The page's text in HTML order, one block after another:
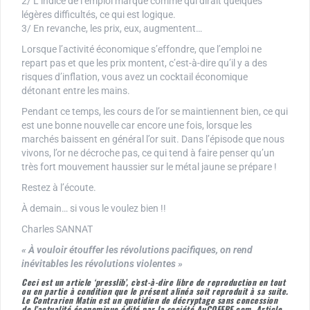
légères difficultés, ce qui est logique.
3/ En revanche, les prix, eux, augmentent…
Lorsque l’activité économique s’effondre, que l’emploi ne
repart pas et que les prix montent, c’est-à-dire qu’il y a des
risques d’inflation, vous avez un cocktail économique
détonant entre les mains.
Pendant ce temps, les cours de l’or se maintiennent bien, ce qui
est une bonne nouvelle car encore une fois, lorsque les
marchés baissent en général l’or suit. Dans l’épisode que nous
vivons, l’or ne décroche pas, ce qui tend à faire penser qu’un
très fort mouvement haussier sur le métal jaune se prépare !
Restez à l’écoute.
À demain… si vous le voulez bien !!
Charles SANNAT
« À vouloir étouffer les révolutions pacifiques, on rend
inévitables les révolutions violentes »
Ceci est un article ‘presslib’, c’est-à-dire libre de reproduction en tout
ou en partie à condition que le présent alinéa soit reproduit à sa suite.
Le Contrarien Matin est un quotidien de décryptage sans concession